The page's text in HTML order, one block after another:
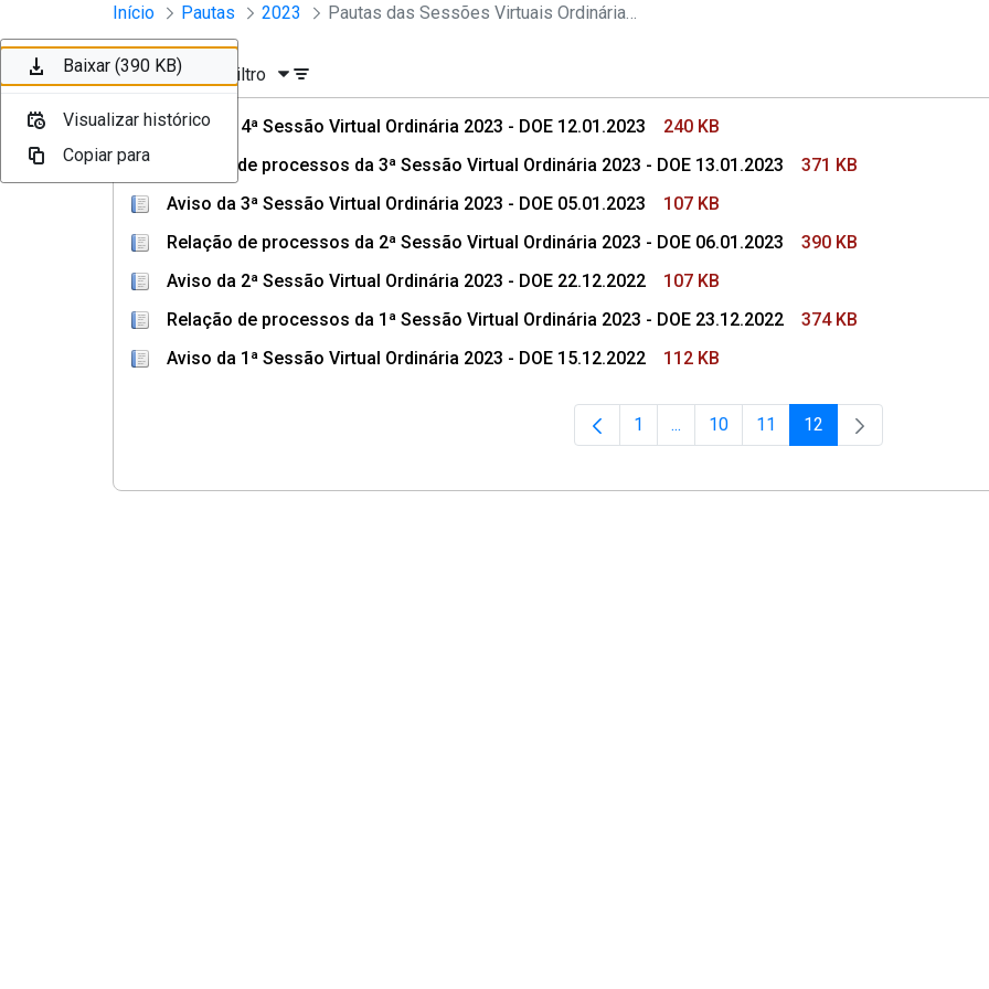
Pular para o Conteúdo principal
Sessões e Reuniões - Documentos Conselho Superior
Início Pautas 2023 Pautas das Sessões Virtuais Ordinárias do CSMP
Ordenar Filtro
Aviso da 4ª Sessão Virtual Ordinária 2023 - DOE 12.01.2023
240 KB
Relação de processos da 3ª Sessão Virtual Ordinária 2023 - DOE 13.01.2023
371 KB
Aviso da 3ª Sessão Virtual Ordinária 2023 - DOE 05.01.2023
107 KB
Relação de processos da 2ª Sessão Virtual Ordinária 2023 - DOE 06.01.2023
390 KB
Aviso da 2ª Sessão Virtual Ordinária 2023 - DOE 22.12.2022
107 KB
Relação de processos da 1ª Sessão Virtual Ordinária 2023 - DOE 23.12.2022
374 KB
Aviso da 1ª Sessão Virtual Ordinária 2023 - DOE 15.12.2022
112 KB
Página
1 ...Páginas intermediárias Usar ABA para
Página
10 Página
11 Página
12
Baixar (240 KB)
Visualizar histórico
Copiar para
Baixar (371 KB)
Visualizar histórico
Copiar para
Baixar (107 KB)
Visualizar histórico
Copiar para
Baixar (390 KB)
Visualizar histórico
Copiar para